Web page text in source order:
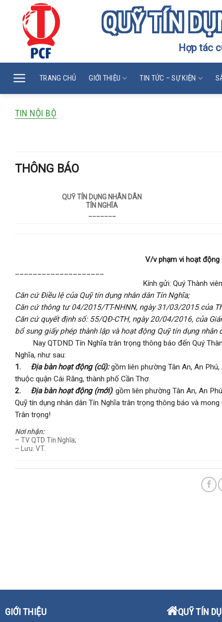
content
QUỸ TÍN
Hợp tác
TRANG CHỦ GIỚI THIỆU TIN TỨC – SỰ KIỆN
TIN NỘI BỘ
THÔNG BÁO
QUỸ TÍN DỤNG NHÂN DÂN
TÍN NGHĨA
V/v phạm vi hoạt động
Kính gửi: Quý Thành
Căn cứ Điều lệ của Quỹ tín dụng nhân dân Tín Nghĩa;
Căn cứ thông tư 04/2015/TT-NHNN, ngày 31/03/2015 của
Căn cứ quyết định số: 55/QĐ-CTH, ngày 20/04/2016, của
bổ sung giấy phép thành lập và hoạt động Quỹ tín dụng nhân
Nay QTDND Tín Nghĩa trân trọng thông báo đến Quý
Nghĩa, như sau:
1. Địa bàn hoạt động (cũ):gồm liên phường Tân An, An
thuộc quận Cái Răng, thành phố Cần Thơ.
2. Địa bàn hoạt động (mới): gồm liên phường Tân An, An
Quỹ tín dụng nhân dân Tín Nghĩa trân trọng thông báo và
Trân trọng!
Nơi nhận:
– TV QTD Tín Nghĩa;
– Lưu: VT.
GIỚI THIỆU QUỸ TÍN